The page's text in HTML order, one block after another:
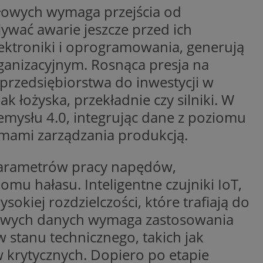
wymaga przejścia od
awarie jeszcze przed ich
i oprogramowania, generują
Rosnąca presja na
do inwestycji w
przekładnie czy silniki. W
4.0, integrując dane z poziomu
zarządzania produkcją.
pracy napędów,
hałasu. Inteligentne czujniki IoT,
rozdzielczości, które trafiają do
danych wymaga zastosowania
stanu technicznego, takich jak
krytycznych. Dopiero po etapie
gościa na
celów
na
dla
dane, takie
internetową lub
w celu
strony
Microsoft
informacji
stron w jedną
Microsoft
informacji
stron w jedną
wysiłków
z reklamami
reklam
funkcji i
które
użytkownika
do
za
Opis